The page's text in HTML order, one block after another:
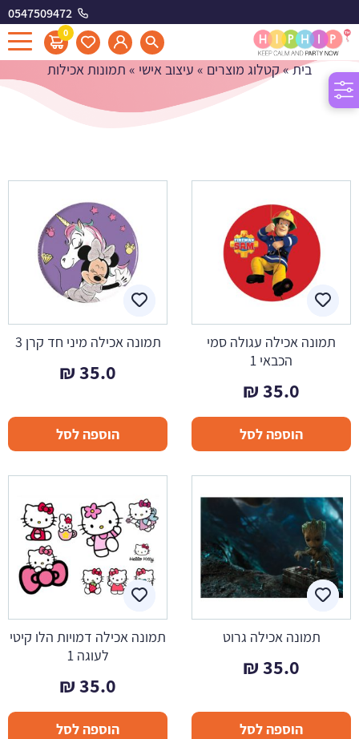
0547509472
0 תמונות אכילות
בית»קטלוג מוצרים » עיצוב אישי » תמונות אכילות
תמונה אכילה עגולה סמי
הכבאי 1
35.0
₪
הוספה לסל
תמונה אכילה מיני חד קרן 3
35.0
₪
הוספה לסל
תמונה אכילה גרוט
35.0
₪
הוספה לסל
תמונה אכילה דמויות הלו קיטי
לעוגה 1
35.0
₪
הוספה לסל